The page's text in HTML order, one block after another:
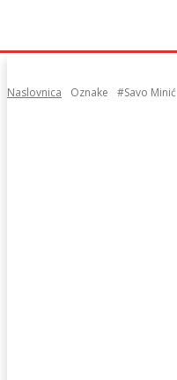
Naslovnica Oznake #Savo Minić